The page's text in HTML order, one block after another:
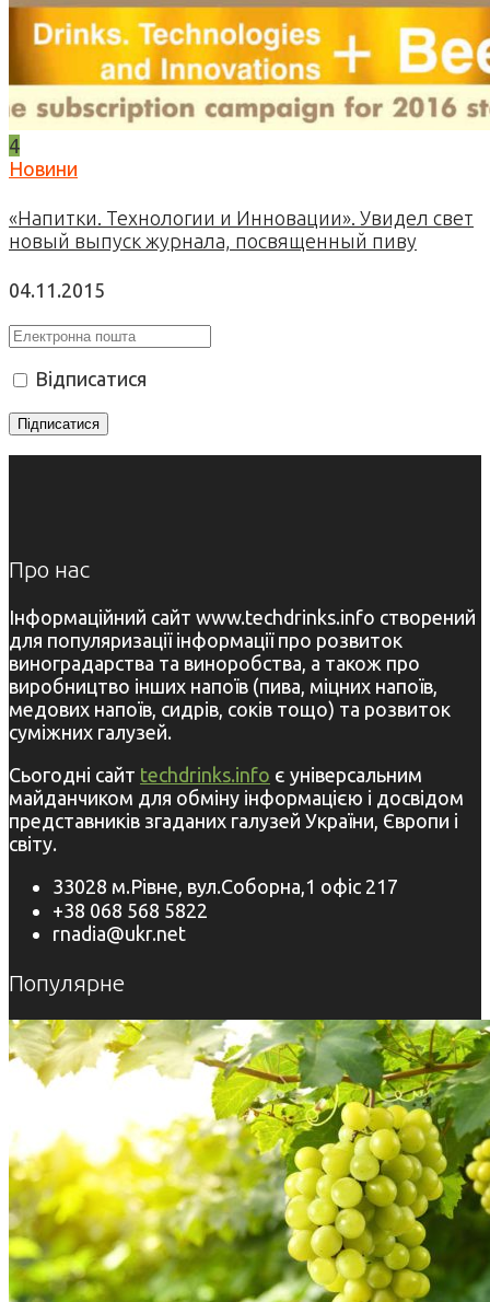
4
Новини
«Напитки. Технологии и Инновации». Увидел свет
новый выпуск журнала, посвященный пиву
04.11.2015
Відписатися
Про нас
Інформаційний сайт www.techdrinks.info створений
для популяризації інформації про розвиток
виноградарства та виноробства, а також про
виробництво інших напоїв (пива, міцних напоїв,
медових напоїв, сидрів, соків тощо) та розвиток
суміжних галузей.
Сьогодні сайт techdrinks.info є універсальним
майданчиком для обміну інформацією і досвідом
представників згаданих галузей України, Європи і
світу.
33028 м.Рівне, вул.Соборна,1 офіс 217
+38 068 568 5822
rnadia@ukr.net
Популярне